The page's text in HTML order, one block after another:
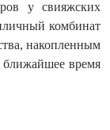
у свияжских
комбинат
накопленным
ближайшее время